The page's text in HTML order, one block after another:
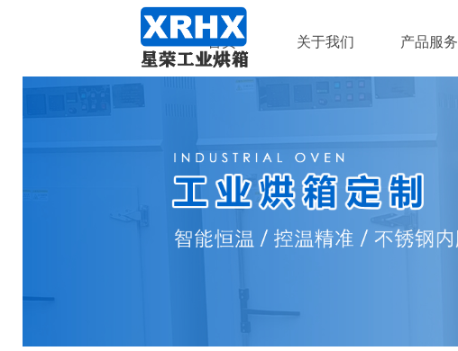
首页 关于我们 产品服务